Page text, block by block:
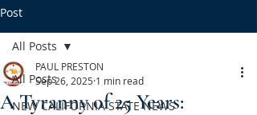
Post
All Posts
NEW CALIFORNIA STATE NEWS
All Posts
A Tyranny of 25 Years:
PAUL PRESTON
Sep 26, 2025 1 min read